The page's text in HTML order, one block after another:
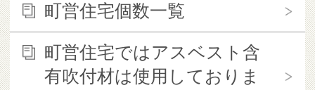
町営住宅個数一覧
町営住宅ではアスベスト含
有吹付材は使用しておりま